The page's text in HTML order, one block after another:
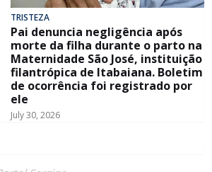
TRISTEZA
Pai denuncia negligência após
morte da filha durante o parto na
Maternidade São José, instituição
filantrópica de Itabaiana. Boletim
de ocorrência foi registrado por
ele
July 30, 2026